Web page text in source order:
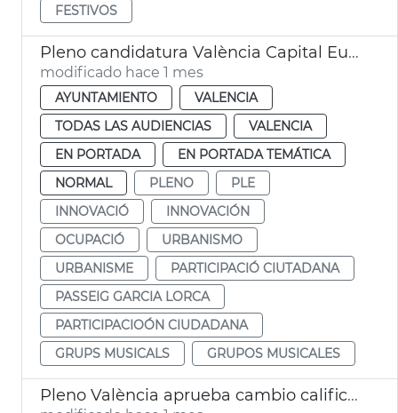
FESTIVOS
Pleno candidatura València Capital Europea Innovación
modificado hace 1 mes
AYUNTAMIENTO
VALENCIA
TODAS LAS AUDIENCIAS
VALENCIA
EN PORTADA
EN PORTADA TEMÁTICA
NORMAL
PLENO
PLE
INNOVACIÓ
INNOVACIÓN
OCUPACIÓ
URBANISMO
URBANISME
PARTICIPACIÓ CIUTADANA
PASSEIG GARCIA LORCA
PARTICIPACIOÓN CIUDADANA
GRUPS MUSICALS
GRUPOS MUSICALES
Pleno València aprueba cambio calificación naves Guatla